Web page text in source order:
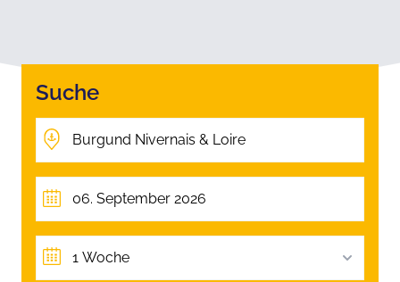
Suche
1 Woche